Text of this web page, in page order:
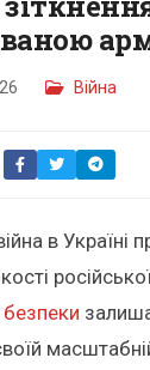
Війна
в Україні
безпеки